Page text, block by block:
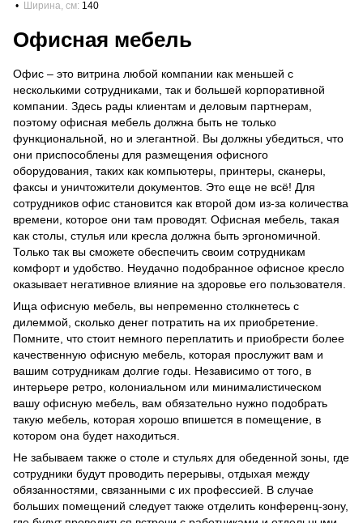
Ширина, см 140
Офисная мебель
Офис – это витрина любой компании как меньшей с
несколькими сотрудниками, так и большей корпоративной
компании. Здесь рады клиентам и деловым партнерам,
поэтому офисная мебель должна быть не только
функциональной, но и элегантной. Вы должны убедиться, что
они приспособлены для размещения офисного
оборудования, таких как компьютеры, принтеры, сканеры,
факсы и уничтожители документов. Это еще не всё! Для
сотрудников офис становится как второй дом из-за количества
времени, которое они там проводят. Офисная мебель, такая
как столы, стулья или кресла должна быть эргономичной.
Только так вы сможете обеспечить своим сотрудникам
комфорт и удобство. Неудачно подобранное офисное кресло
оказывает негативное влияние на здоровье его пользователя.
Ища офисную мебель, вы непременно столкнетесь с
дилеммой, сколько денег потратить на их приобретение.
Помните, что стоит немного переплатить и приобрести более
качественную офисную мебель, которая прослужит вам и
вашим сотрудникам долгие годы. Независимо от того, в
интерьере ретро, колониальном или минималистическом
вашу офисную мебель, вам обязательно нужно подобрать
такую мебель, которая хорошо впишется в помещение, в
котором она будет находиться.
Не забываем также о столе и стульях для обеденной зоны, где
сотрудники будут проводить перерывы, отдыхая между
обязанностями, связанными с их профессией. В случае
больших помещений следует также отделить конференц-зону,